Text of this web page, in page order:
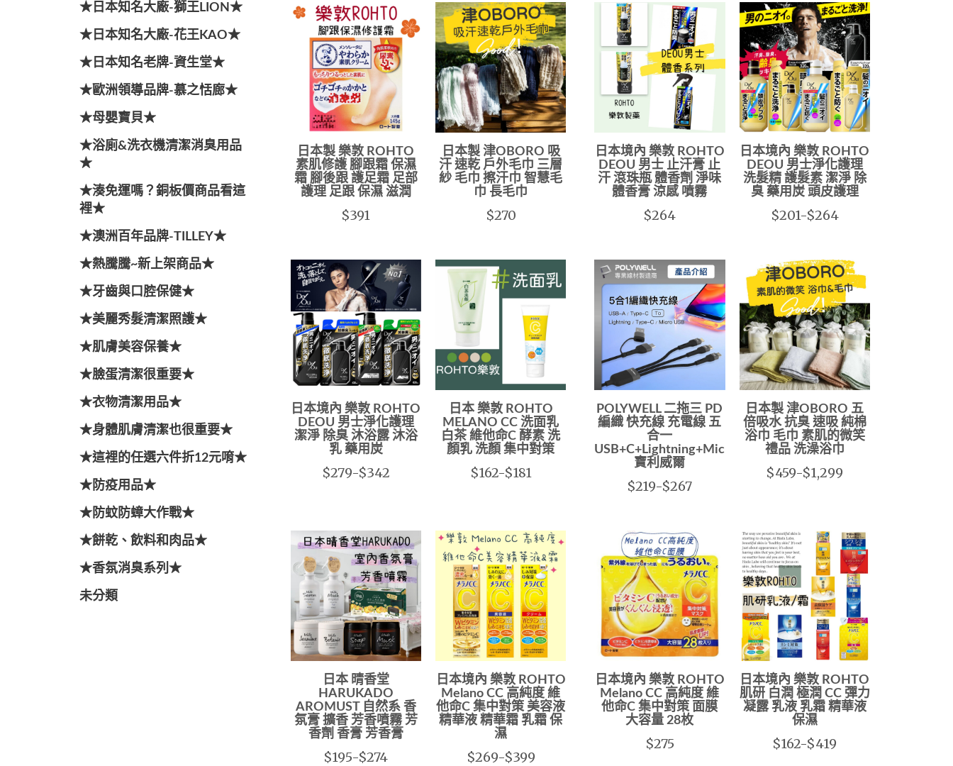
★日本知名大廠-獅王LION★
★日本知名大廠-花王KAO★
★日本知名老牌-資生堂★
★歐洲領導品牌-慕之恬廊★
★母嬰寶貝★
★浴廁&洗衣機清潔消臭用品
★
★湊免運嗎？銅板價商品看這
裡★
★澳洲百年品牌-TILLEY★
★熱騰騰~新上架商品★
★牙齒與口腔保健★
★美麗秀髮清潔照護★
★肌膚美容保養★
★臉蛋清潔很重要★
★衣物清潔用品★
★身體肌膚清潔也很重要★
★這裡的任選六件折12元唷★
★防疫用品★
★防蚊防蟑大作戰★
★餅乾、飲料和肉品★
★香氛消臭系列★
未分類
日本製 樂敦 ROHTO
素肌修護 腳跟霜 保濕
霜 腳後跟 護足霜 足部
護理 足跟 保濕 滋潤
$391
日本製 津OBORO 吸
汗 速乾 戶外毛巾 三層
紗 毛巾 擦汗巾 智慧毛
巾 長毛巾
$270
日本境內 樂敦 ROHTO
DEOU 男士 止汗膏 止
汗 滾珠瓶 體香劑 淨味
體香膏 涼感 噴霧
$264
日本境內 樂敦 ROHTO
DEOU 男士淨化護理
洗髮精 護髮素 潔淨 除
臭 藥用炭 頭皮護理
$201-$264
日本境內 樂敦 ROHTO
DEOU 男士淨化護理
潔淨 除臭 沐浴露 沐浴
乳 藥用炭
$279-$342
日本 樂敦 ROHTO
MELANO CC 洗面乳
白茶 維他命C 酵素 洗
顏乳 洗顏 集中對策
$162-$181
POLYWELL 二拖三 PD
編織 快充線 充電線 五
合一
USB+C+Lightning+Micro
寶利威爾
$219-$267
日本製 津OBORO 五
倍吸水 抗臭 速吸 純棉
浴巾 毛巾 素肌的微笑
禮品 洗澡浴巾
$459-$1,299
日本 晴香堂
HARUKADO
AROMUST 自然系 香
氛膏 擴香 芳香噴霧 芳
香劑 香膏 芳香膏
$195-$274
日本境內 樂敦 ROHTO
Melano CC 高純度 維
他命C 集中對策 美容液
精華液 精華霜 乳霜 保
濕
$269-$399
日本境內 樂敦 ROHTO
Melano CC 高純度 維
他命C 集中對策 面膜
大容量 28枚
$275
日本境內 樂敦 ROHTO
肌研 白潤 極潤 CC 彈力
凝露 乳液 乳霜 精華液
保濕
$162-$419